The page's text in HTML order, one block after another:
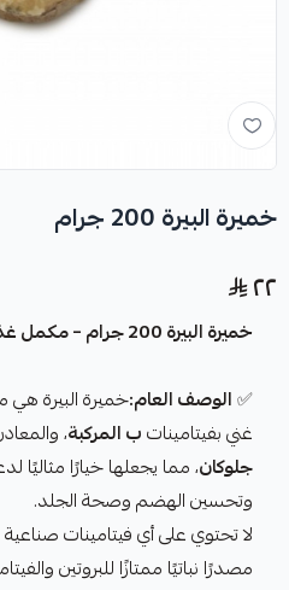
خميرة البيرة 200 جرام
٢٢
خميرة البيرة 200 جرام – مكمل غذائي طبيعي غني بفيتامينات ب
✅الوصف العام:خميرة البيرة هي
غني بفيتاميناتب المركبة،
جلوكان، مما يجعلها خيارًا مثاليًا
وتحسين الهضم وصحة الجلد.
لا تحتوي على أي فيتامينات
مصدرًا نباتيًا ممتازًا للبروتين